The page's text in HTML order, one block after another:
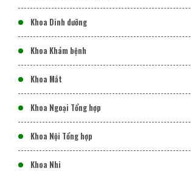
Khoa Dinh dưỡng
Khoa Khám bệnh
Khoa Mắt
Khoa Ngoại Tổng hợp
Khoa Nội Tổng hợp
Khoa Nhi